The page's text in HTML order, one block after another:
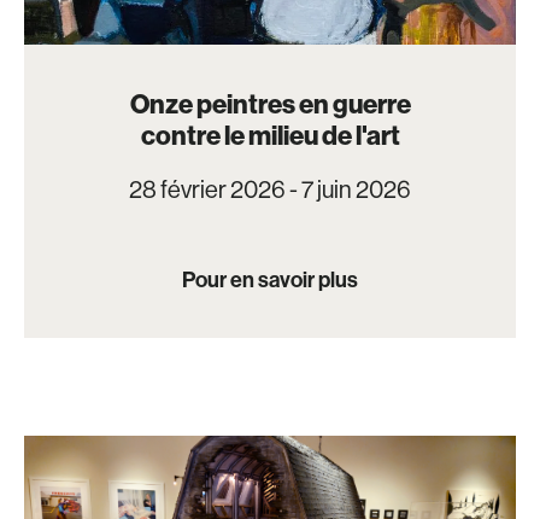
Onze peintres en guerre
contre le milieu de l'art
28 février 2026 - 7 juin 2026
Pour en savoir plus